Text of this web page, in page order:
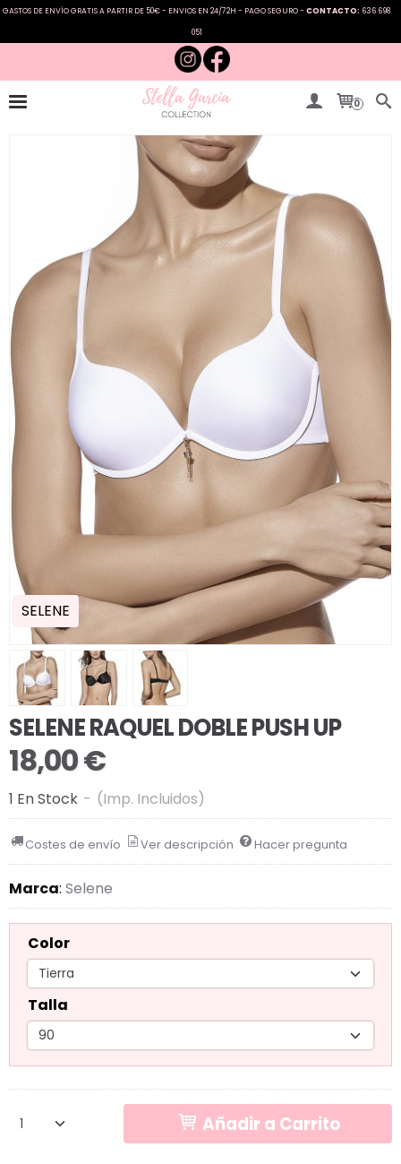
GASTOS DE ENVÍO GRATIS A PARTIR DE 50€ - ENVIOS EN 24/72H - PAGO SEGURO - CONTACTO: 636 698
051
0
SELENE
SELENE RAQUEL DOBLE PUSH UP
18,00 €
1 En Stock - (Imp. Incluidos)
Costes de envío Ver descripción Hacer pregunta
Marca: Selene
Color
Talla
Añadir a Carrito